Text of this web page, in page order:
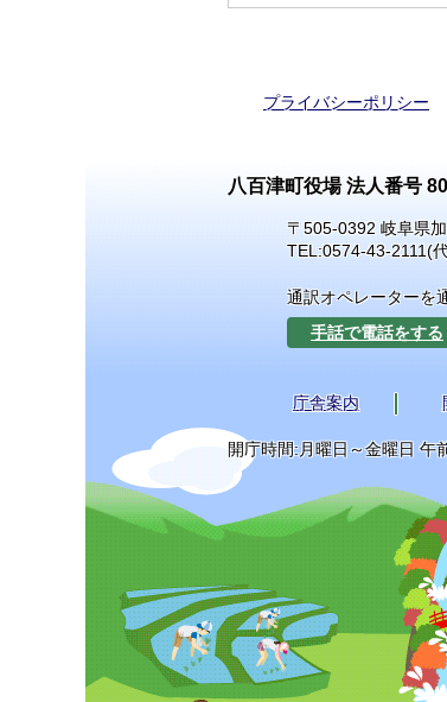
プライバシーポリシー
八百津町役場 法人番号
〒505-0392 岐阜県
TEL:0574-43-2111(
通訳オペレーターを
手話で電話をする
庁舎案内
開庁時間:月曜日～金曜日 午